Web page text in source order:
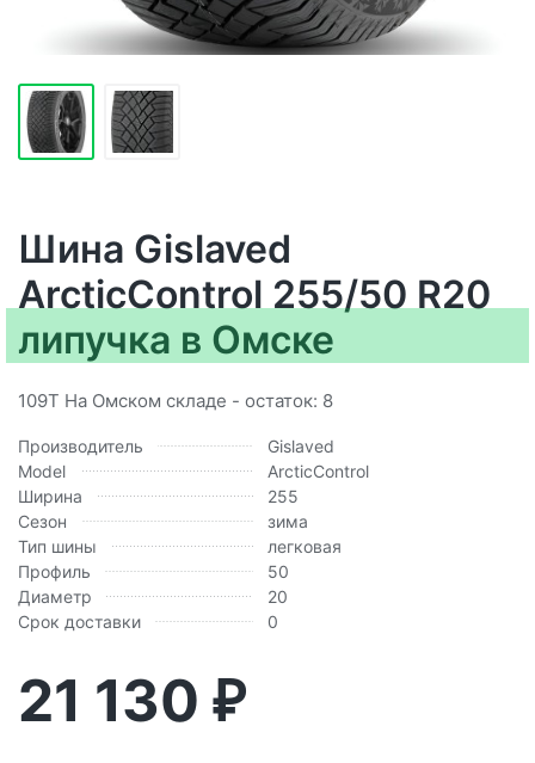
Шина Gislaved
ArcticControl 255/50 R20
липучка в Омске
109T На Омском складе - остаток: 8
Производитель
Gislaved
Model
ArcticControl
Ширина
255
Сезон
зима
Тип шины
легковая
Профиль
50
Диаметр
20
Срок доставки
0
21 130 ₽